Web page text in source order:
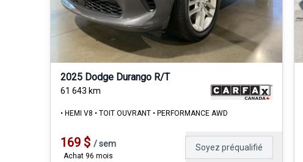
2025 Dodge Durango R/T
61 643 km
• HEMI V8 • TOIT OUVRANT • PERFORMANCE AWD
169 $ /sem
Achat 96 mois
Soyez préqualifié